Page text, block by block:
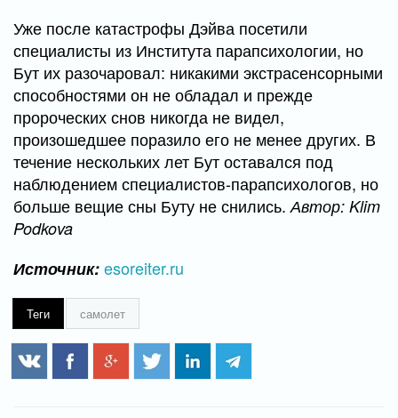
Уже после катастрофы Дэйва посетили
специалисты из Института парапсихологии, но
Бут их разочаровал: никакими экстрасенсорными
способностями он не обладал и прежде
пророческих снов никогда не видел,
произошедшее поразило его не менее других. В
течение нескольких лет Бут оставался под
наблюдением специалистов-парапсихологов, но
больше вещие сны Буту не снились. Автор: Klim
Podkova
Источник:esoreiter.ru
Теги самолет